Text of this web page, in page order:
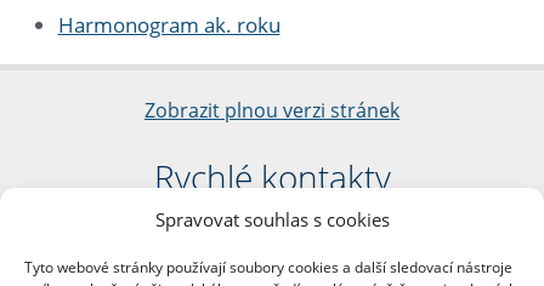
Spravovat souhlas s cookies
Tyto webové stránky používají soubory cookies a další sledovací nástroje
Harmonogram ak. roku
Zobrazit plnou verzi stránek
Rychlé kontakty
Filozofická fakulta
nám. Jana Palacha 1/2